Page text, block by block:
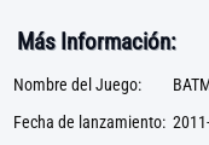
Más Información:
Nombre del Juego:
Fecha de lanzamiento: